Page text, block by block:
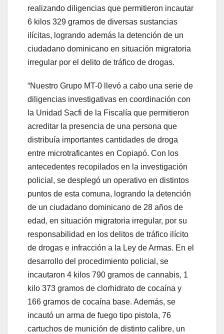
realizando diligencias que permitieron incautar
6 kilos 329 gramos de diversas sustancias
ilícitas, logrando además la detención de un
ciudadano dominicano en situación migratoria
irregular por el delito de tráfico de drogas.
“Nuestro Grupo MT-0 llevó a cabo una serie de
diligencias investigativas en coordinación con
la Unidad Sacfi de la Fiscalía que permitieron
acreditar la presencia de una persona que
distribuía importantes cantidades de droga
entre microtraficantes en Copiapó. Con los
antecedentes recopilados en la investigación
policial, se desplegó un operativo en distintos
puntos de esta comuna, logrando la detención
de un ciudadano dominicano de 28 años de
edad, en situación migratoria irregular, por su
responsabilidad en los delitos de tráfico ilícito
de drogas e infracción a la Ley de Armas. En el
desarrollo del procedimiento policial, se
incautaron 4 kilos 790 gramos de cannabis, 1
kilo 373 gramos de clorhidrato de cocaína y
166 gramos de cocaína base. Además, se
incautó un arma de fuego tipo pistola, 76
cartuchos de munición de distinto calibre, un